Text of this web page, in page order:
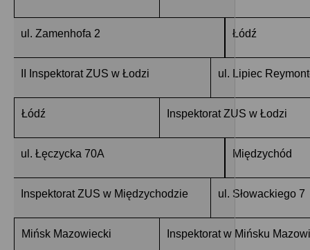
ul. Zamenhofa 2 Łódź
II Inspektorat ZUS w Łodzi ul. Lipiec
Łódź Inspektorat ZUS w Łodzi
ul. Łęczycka 70A Międzychód
Inspektorat ZUS w Międzychodzie ul. Słowackiego 7
Mińsk Mazowiecki Inspektorat w Mińsku